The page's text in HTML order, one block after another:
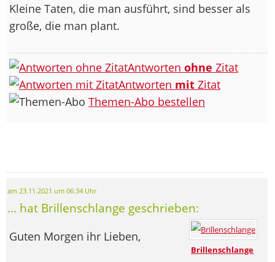
Kleine Taten, die man ausführt, sind besser als
große, die man plant.
Antworten ohne Zitat
Antworten mit Zitat
Themen-Abo bestellen
am 23.11.2021 um 06:34 Uhr
... hat Brillenschlange geschrieben:
Brillenschlange
Guten Morgen ihr Lieben,